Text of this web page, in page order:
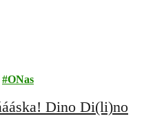
ONas
Dino Di(li)no